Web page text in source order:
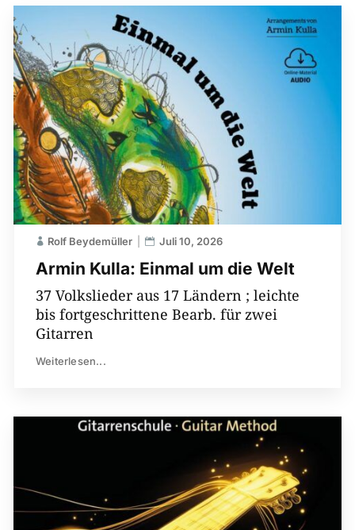
Armin Kulla: Einmal um die Welt
Rolf Beydemüller Juli 10, 2026
37 Volkslieder aus 17 Ländern ; leichte
bis fortgeschrittene Bearb. für zwei
Gitarren
Weiterlesen...